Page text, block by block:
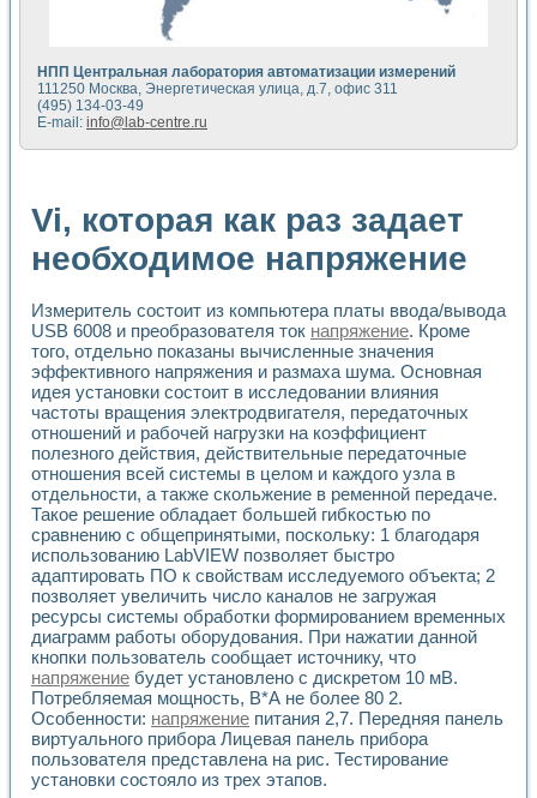
Исследование возможности создания экономичного
Исследование кинетики движения макрочастиц в
Метод прогнозирования свойств дисперсных продуктов
Недорогая система управления сверхпроводящим
Применение технологий NI в курсе экспериментальной
Расчет переноса аэрозоля и выпадения осадка в
Применение NI VISION для геометрического анализа в
Система температурной стабилизации
Управление движением с помощью программно -
Система управления асинхронным тиристорным
Лазерный профилометр
Применение средств NATIONAL INSTRUMENTS для
Разработка автоматизированного стенда для
Автоматизированный стенд рентгеновской диагностики
Высокочувствительные оптоэлектронные
Установка для измерения диэлектрических свойств
Исследование кинетики зарождения и развития
Лабораторный электрический импедансный томограф на
Микрозондовая система для характеризации
Метод траекторий в исследовании
Промышленная автоматизация
Автоматизация технологических процессов получения
Использование систем технического зрения для контроля
Исследование электромагнитных переходных процессов
Применение LabVIEW при разработке обучающих
Разработка виртуальных тренажеров путем
Система блокировок, сигнализации и защиты ускорителя
Система сбора данных и управления процессом
Управление температурой газовой среды специальной
Разработка программного обеспечения с
Использование технологий NATIONAL INSTRUMENTS
НПП Центральная лаборатория автоматизации измерений
111250 Москва, Энергетическая улица, д.7, офис 311
(495) 134-03-49
E-mail: info@lab-centre.ru
Vi, которая как раз задает
необходимое напряжение
Измеритель состоит из компьютера платы ввода/вывода
USB 6008 и преобразователя ток напряжение. Кроме
того, отдельно показаны вычисленные значения
эффективного напряжения и размаха шума. Основная
идея установки состоит в исследовании влияния
частоты вращения электродвигателя, передаточных
отношений и рабочей нагрузки на коэффициент
полезного действия, действительные передаточные
отношения всей системы в целом и каждого узла в
отдельности, а также скольжение в ременной передаче.
Такое решение обладает большей гибкостью по
сравнению с общепринятыми, поскольку: 1 благодаря
использованию LabVIEW позволяет быстро
адаптировать ПО к свойствам исследуемого объекта; 2
позволяет увеличить число каналов не загружая
ресурсы системы обработки формированием временных
диаграмм работы оборудования. При нажатии данной
кнопки пользователь сообщает источнику, что
напряжение будет установлено с дискретом 10 мВ.
Потребляемая мощность, В*А не более 80 2.
Особенности: напряжение питания 2,7. Передняя панель
виртуального прибора Лицевая панель прибора
пользователя представлена на рис. Тестирование
установки состояло из трех этапов.